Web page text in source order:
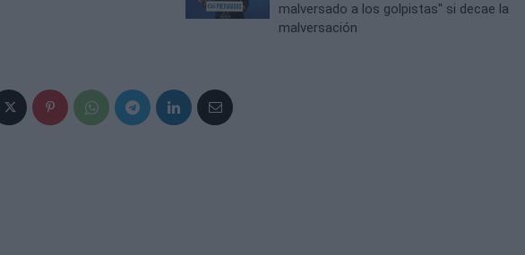
malversado a los golpistas" si decae la
malversación